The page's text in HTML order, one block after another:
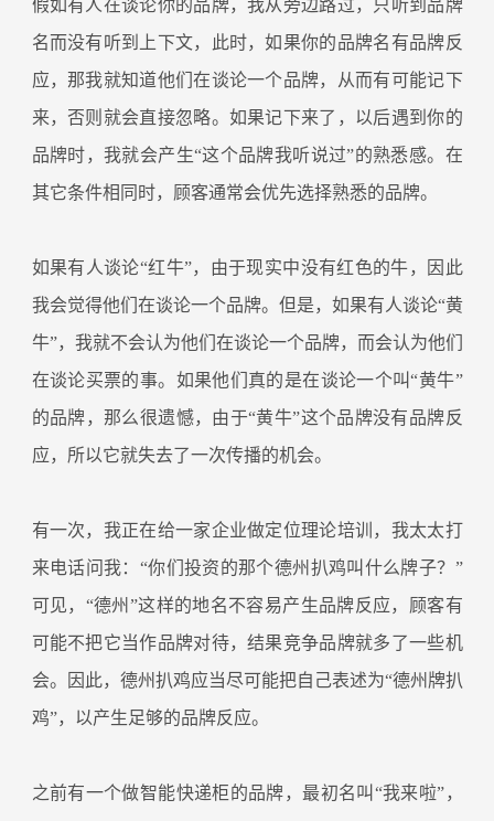
假如有人在谈论你的品牌，我从旁边路过，只听到品牌
名而没有听到上下文，此时，如果你的品牌名有品牌反
应，那我就知道他们在谈论一个品牌，从而有可能记下
来，否则就会直接忽略。如果记下来了，以后遇到你的
品牌时，我就会产生“这个品牌我听说过”的熟悉感。在
其它条件相同时，顾客通常会优先选择熟悉的品牌。
如果有人谈论“红牛”，由于现实中没有红色的牛，因此
我会觉得他们在谈论一个品牌。但是，如果有人谈论“黄
牛”，我就不会认为他们在谈论一个品牌，而会认为他们
在谈论买票的事。如果他们真的是在谈论一个叫“黄牛”
的品牌，那么很遗憾，由于“黄牛”这个品牌没有品牌反
应，所以它就失去了一次传播的机会。
有一次，我正在给一家企业做定位理论培训，我太太打
来电话问我：“你们投资的那个德州扒鸡叫什么牌子？”
可见，“德州”这样的地名不容易产生品牌反应，顾客有
可能不把它当作品牌对待，结果竞争品牌就多了一些机
会。因此，德州扒鸡应当尽可能把自己表述为“德州牌扒
鸡”，以产生足够的品牌反应。
之前有一个做智能快递柜的品牌，最初名叫“我来啦”，